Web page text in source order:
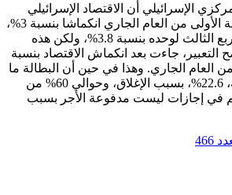
الإسرائيلي أن الاقتصاد الإسرائيلي
سجل في الأشهر التسعة الأولى من العام الجاري انكماشا بنسبة 3%،
بعد أن قفز النمو في الربع الثالث لوحده بنسبة 3.8%، ولكن هذه
التعبير، جاءت بعد انكماش الاقتصاد بنسبة
العام الجاري. وهذا في حين أن البطالة ما
تزال تسجل نسبة عالية، 22.6%، بسبب الإغلاق، وحوالي 60% من
في إجازات ليست مدفوعة الأجر بسبب